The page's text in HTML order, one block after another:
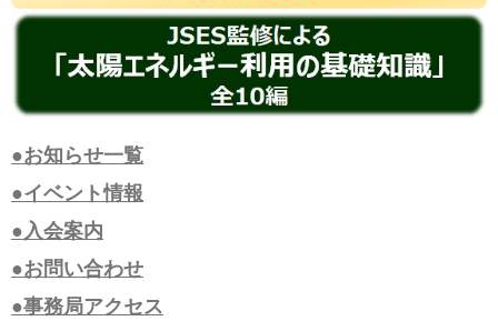
●お知らせ一覧
●イベント情報
●入会案内
●お問い合わせ
●事務局アクセス